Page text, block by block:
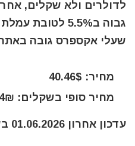
לדולרים ולא שקלים,
גבוה ב5.5%
שעלי אקספרס גובה
מחיר: 40.46$
מחיר סופי בשקלים: 114₪
עדכון אחרון 01.06.2026 בשעה 11:22